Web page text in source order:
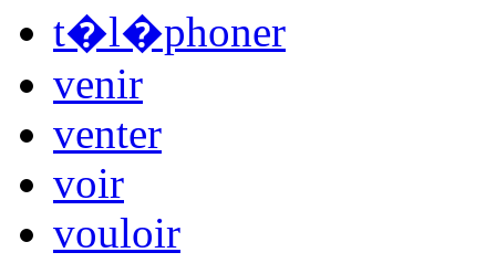
t�l�phoner
venir
venter
voir
vouloir